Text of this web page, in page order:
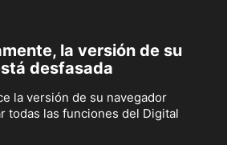
la versión de su
desfasada
la versión de su navegador
todas las funciones del Digital